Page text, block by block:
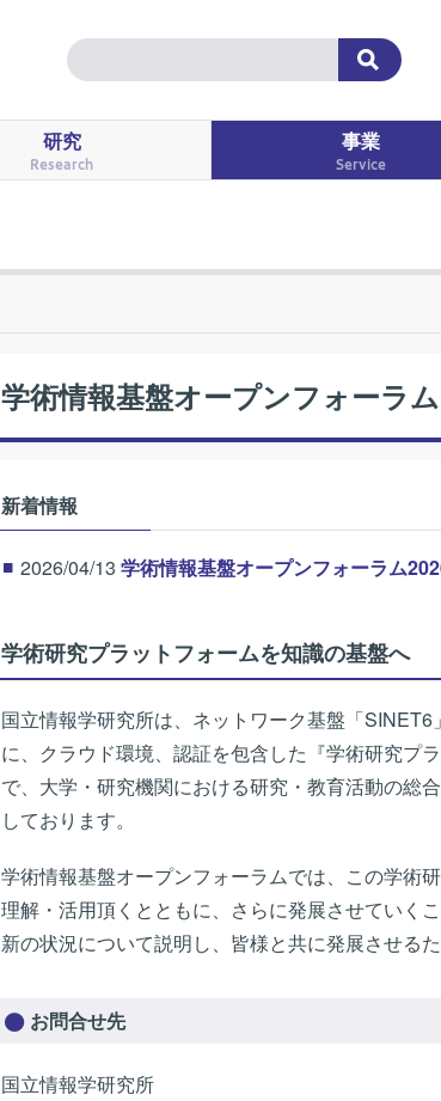
研究
Research
事業
Service
学術情報基盤オープンフォーラム
新着情報
2026/04/13 学術情報基盤オープンフォーラム
学術研究プラットフォームを知識の基盤へ
国立情報学研究所は、ネットワーク基盤「
に、クラウド環境、認証を包含した『学術研究プ
で、大学・研究機関における研究・教育活動の総
しております。
学術情報基盤オープンフォーラムでは、この学術
理解・活用頂くとともに、さらに発展させていく
新の状況について説明し、皆様と共に発展させる
お問合せ先
国立情報学研究所